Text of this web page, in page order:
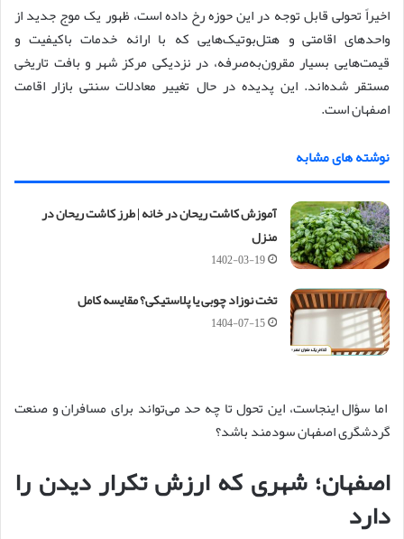
اخیراً تحولی قابل توجه در این حوزه رخ داده است، ظهور یک موج جدید از
واحدهای اقامتی و هتل‌بوتیک‌هایی که با ارائه خدمات باکیفیت و
قیمت‌هایی بسیار مقرون‌به‌صرفه، در نزدیکی مرکز شهر و بافت تاریخی
مستقر شده‌اند. این پدیده در حال تغییر معادلات سنتی بازار اقامت
اصفهان است.
نوشته های مشابه
آموزش کاشت ریحان در خانه | طرز کاشت ریحان در
منزل
1402-03-19
تخت نوزاد چوبی یا پلاستیکی؟ مقایسه کامل
1404-07-15
اما سؤال اینجاست، این تحول تا چه حد می‌تواند برای مسافران و صنعت
گردشگری اصفهان سودمند باشد؟
اصفهان؛ شهری که ارزش تکرار دیدن را
دارد